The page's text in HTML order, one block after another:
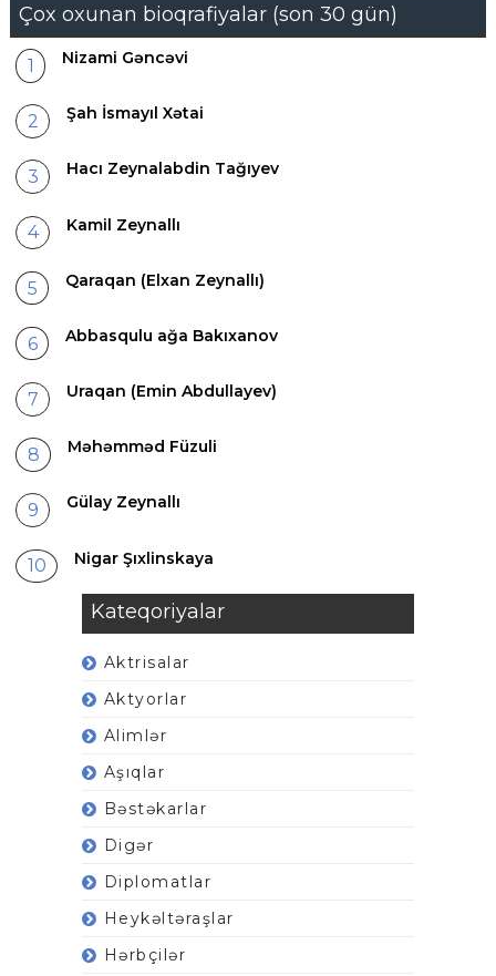
Çox oxunan bioqrafiyalar (son 30 gün)
Nizami Gəncəvi
Şah İsmayıl Xətai
Hacı Zeynalabdin Tağıyev
Kamil Zeynallı
Qaraqan (Elxan Zeynallı)
Abbasqulu ağa Bakıxanov
Uraqan (Emin Abdullayev)
Məhəmməd Füzuli
Gülay Zeynallı
Nigar Şıxlinskaya
Kateqoriyalar
Aktrisalar
Aktyorlar
Alimlər
Aşıqlar
Bəstəkarlar
Digər
Diplomatlar
Heykəltəraşlar
Hərbçilər